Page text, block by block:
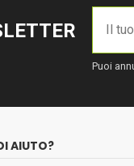
Puoi
AIUTO?